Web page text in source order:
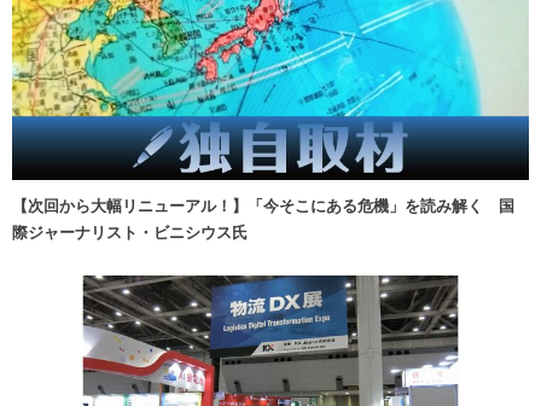
【次回から大幅リニューアル！】「今そこにある危機」を読み解く 国
際ジャーナリスト・ビニシウス氏